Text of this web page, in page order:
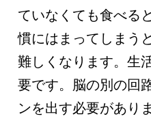
ていなくても食べる
慣にはまってしまう
難しくなります。生
要です。脳の別の回
ンを出す必要があり